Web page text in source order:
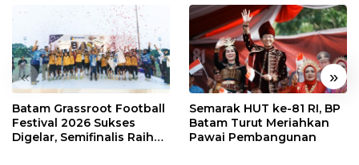
« »
Batam Grassroot Football
Festival 2026 Sukses
Digelar, Semifinalis Raih
Semarak HUT ke-81 RI, BP
Batam Turut Meriahkan
Pawai Pembangunan